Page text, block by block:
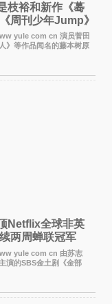
枝裕和新作《蓦
周刊少年Jump》
yule com cn 演员菅田
》等作品闻名的藤本树原
然回首》（是枝裕和导
是初中时代两位主人公带
Netflix全球非英
两周蝉联冠军
yule com cn 由苏志
演的SBS金土剧《金部
获海内外观众热烈反
官方排行榜网站Tudum
剧《